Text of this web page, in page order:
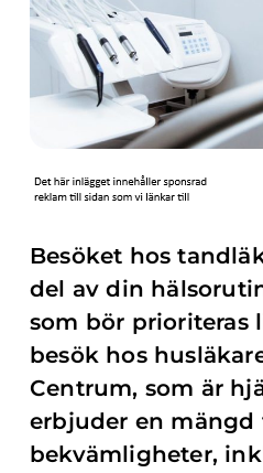
Besöket hos
del av din
som bör prioriteras
besök hos
Centrum, som är
erbjuder en mängd
bekvämligheter,